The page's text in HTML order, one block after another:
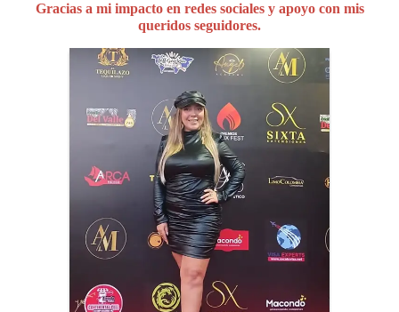
Gracias a mi impacto en redes sociales y apoyo con mis
queridos seguidores.